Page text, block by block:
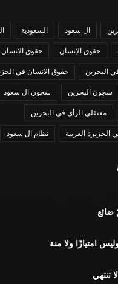
ال سعود السعودية
حقوق الإنسان حقوق الانسان
البحرين حقوق الانسان في
سجون البحرين سجون ال سعود
معتقلي الرأي في البحرين
الجزيرة العربية نظام ال سعود
امتيازًا ولا منة
تنتهي